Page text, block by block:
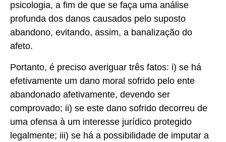
psicologia, a fim de que se faça uma análise
profunda dos danos causados pelo suposto
abandono, evitando, assim, a banalização do
afeto.
Portanto, é preciso averiguar três fatos: i) se há
efetivamente um dano moral sofrido pelo ente
abandonado afetivamente, devendo ser
comprovado; ii) se este dano sofrido decorreu de
uma ofensa à um interesse jurídico protegido
legalmente; iii) se há a possibilidade de imputar a